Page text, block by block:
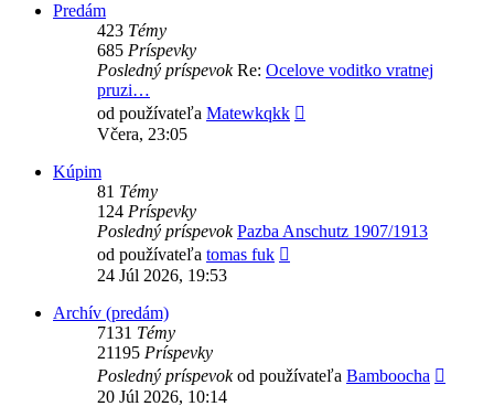
Predám
423 Témy
685 Príspevky
Posledný príspevokRe: Ocelove voditko vratnej
pruzi…
od používateľa Matewkqkk
Včera, 23:05
Kúpim
81 Témy
124 Príspevky
Posledný príspevok Pazba Anschutz 1907/1913
od používateľa tomas fuk
24 Júl 2026, 19:53
Archív (predám)
7131 Témy
21195 Príspevky
Posledný príspevokod používateľa Bamboocha
20 Júl 2026, 10:14